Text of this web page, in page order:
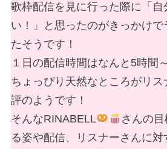
歌枠配信を見に行った際に「自
い！」と思ったのがきっかけ
たそうです！
１日の配信時間はなんと5時間
ちょっぴり天然なところがリ
評のようです！
そんなRINABELL
さんの
る姿や配信、リスナーさんに